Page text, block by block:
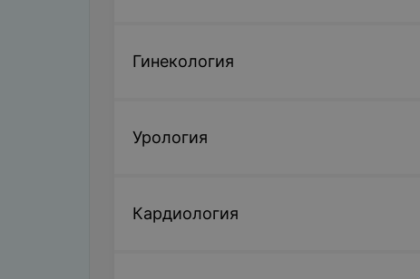
Гинекология
Урология
Кардиология